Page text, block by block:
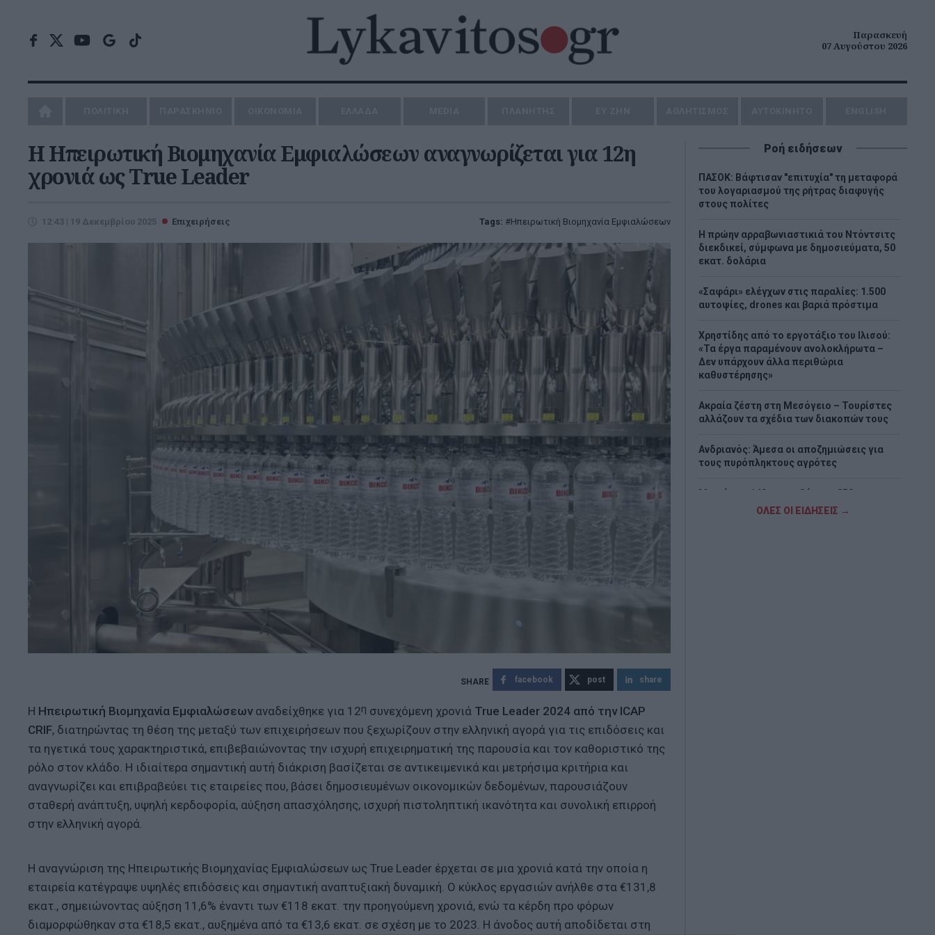
Παρασκευή
07 Αυγούστου 2026
Η Ηπειρωτική Βιομηχανία Εμφιαλώσεων αναγνωρίζεται για 12η
χρονιά ως True Leader
12:43 | 19 Δεκεμβρίου 2025 Επιχειρήσεις Tags: Ηπειρωτική Βιομηχανία Εμφιαλώσεων
facebook post share
Η Ηπειρωτική Βιομηχανία Εμφιαλώσεωναναδείχθηκε για 12η συνεχόμενη χρονιά True Leader 2024 από την ICAP
CRIF, διατηρώντας τη θέση της μεταξύ των επιχειρήσεων που ξεχωρίζουν στην ελληνική αγορά για τις επιδόσεις και
τα ηγετικά τους χαρακτηριστικά, επιβεβαιώνοντας την ισχυρή επιχειρηματική της παρουσία και τον καθοριστικό της
ρόλο στον κλάδο. Η ιδιαίτερα σημαντική αυτή διάκριση βασίζεται σε αντικειμενικά και μετρήσιμα κριτήρια και
αναγνωρίζει και επιβραβεύει τις εταιρείες που, βάσει δημοσιευμένων οικονομικών δεδομένων, παρουσιάζουν
σταθερή ανάπτυξη, υψηλή κερδοφορία, αύξηση απασχόλησης, ισχυρή πιστοληπτική ικανότητα και συνολική επιρροή
στην ελληνική αγορά.
Η αναγνώριση της Ηπειρωτικής Βιομηχανίας Εμφιαλώσεων ως True Leader έρχεται σε μια χρονιά κατά την οποία η
εταιρεία κατέγραψε υψηλές επιδόσεις και σημαντική αναπτυξιακή δυναμική. Ο κύκλος εργασιών ανήλθε στα €131,8
εκατ., σημειώνοντας αύξηση 11,6% έναντι των €118 εκατ. την προηγούμενη χρονιά, ενώ τα κέρδη προ φόρων
διαμορφώθηκαν στα €18,5 εκατ., αυξημένα από τα €13,6 εκατ. σε σχέση με το 2023. Η άνοδος αυτή αποδίδεται στη
Ροή ειδήσεων
ΠΑΣΟΚ: Βάφτισαν "επιτυχία" τη μεταφορά
του λογαριασμού της ρήτρας διαφυγής
στους πολίτες
Η πρώην αρραβωνιαστικιά του Ντόντσιτς
διεκδικεί, σύμφωνα με δημοσιεύματα, 50
εκατ. δολάρια
«Σαφάρι» ελέγχων στις παραλίες: 1.500
αυτοψίες, drones και βαριά πρόστιμα
Χρηστίδης από το εργοτάξιο του Ιλισού:
«Τα έργα παραμένουν ανολοκλήρωτα –
Δεν υπάρχουν άλλα περιθώρια
καθυστέρησης»
Ακραία ζέστη στη Μεσόγειο – Τουρίστες
αλλάζουν τα σχέδια των διακοπών τους
Ανδριανός: Άμεσα οι αποζημιώσεις για
τους πυρόπληκτους αγρότες
Μανιάτης: 140 παρεμβάσεις, 850
τροπολογίες και ερωτήσεις στον
ΟΛΕΣ ΟΙ ΕΙΔΗΣΕΙΣ →